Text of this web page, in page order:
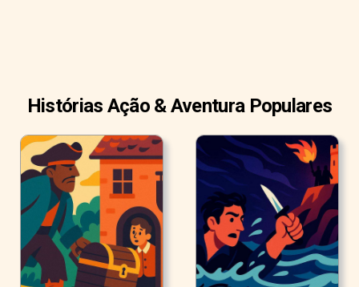
Histórias Ação & Aventura Populares